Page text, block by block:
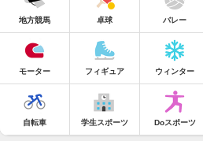
地方競馬 卓球 バレー
モーター フィギュア ウィンター
自転車 学生スポーツ Doスポーツ